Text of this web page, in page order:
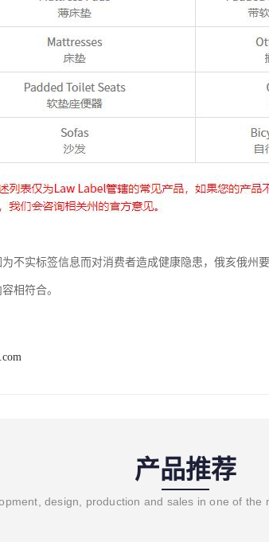
为不实标签信息而对消费者造成健康隐患，俄亥俄州
相符合。
产品推荐
design, production and sales in one of the